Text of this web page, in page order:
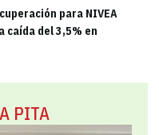
para NIVEA
del 3,5% en
PITA